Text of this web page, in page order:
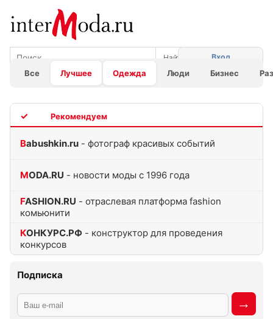
Все Лучшее Одежда Люди Бизнес
Вход
Babushkin.ru - фотограф красивых событий
MODA.RU - новости моды с 1996 года
FASHION.RU - отраслевая платформа fashion
комьюнити
КОНКУРС.РФ - конструктор для проведения
конкурсов
Подписка